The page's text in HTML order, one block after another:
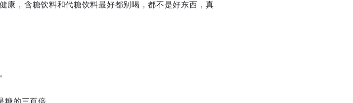
康，含糖饮料和代糖饮料最好都别喝，都不是好东西，真
糖的三百倍。